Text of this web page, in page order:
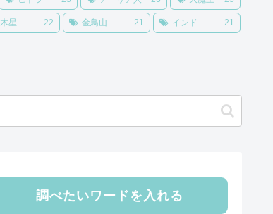
木星 22 金鳥山 21 インド 21
調べたいワードを入れる